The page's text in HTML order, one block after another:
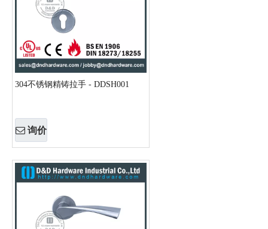
304不锈钢精铸拉手 - DDSH001
询价